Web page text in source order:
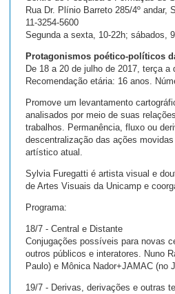
Rua Dr. Plínio Barreto 285/4º andar,
11-3254-5600
Segunda a sexta, 10-22h; sábados,
Protagonismos poético-políticos
De 18 a 20 de julho de 2017, terça a
Recomendação etária: 16 anos.
Promove um levantamento
analisados por meio de suas
trabalhos. Permanência, fluxo ou
descentralização das ações
artístico atual.
Sylvia Furegatti é artista visual e
de Artes Visuais da Unicamp e
Programa:
18/7 - Central e Distante
Conjugações possíveis para novas
outros públicos e interatores. Nuno
Paulo) e Mônica Nador+JAMAC (no
19/7 - Derivas, derivações e outras